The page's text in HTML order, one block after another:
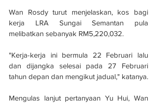
Wan Rosdy turut menjelaskan, kos bagi
kerja LRA Sungai Semantan pula
melibatkan sebanyak RM5,220,032.
"Kerja-kerja ini bermula 22 Februari lalu
dan dijangka selesai pada 27 Februari
tahun depan dan mengikut jadual," katanya.
Mengulas lanjut pertanyaan Yu Hui, Wan